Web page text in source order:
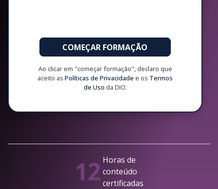
COMEÇAR FORMAÇÃO
Ao clicar em "começar formação", declaro que
aceito as Políticas de Privacidade e os Termos
de Uso da DIO.
12 Horas de
conteúdo
certificadas